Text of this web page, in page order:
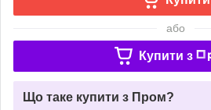
або
Купити з
Що таке купити з Пром?